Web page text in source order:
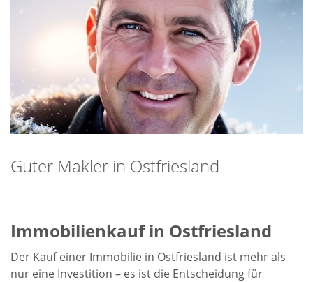
Guter Makler in Ostfriesland
Immobilienkauf in Ostfriesland
Der Kauf einer Immobilie in Ostfriesland ist mehr als
nur eine Investition – es ist die Entscheidung für